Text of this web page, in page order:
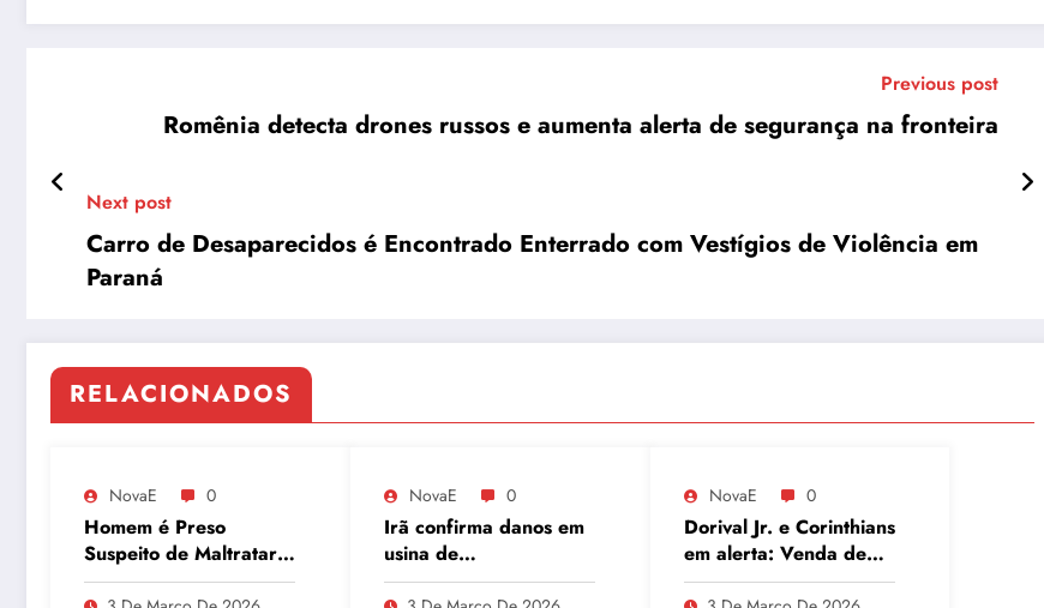
Previous post
Romênia detecta drones russos e aumenta alerta de segurança na fronteira
Next post
Carro de Desaparecidos é Encontrado Enterrado com Vestígios de Violência em
Paraná
RELACIONADOS
NovaE 0
Homem é Preso
Suspeito de Maltratar
Mais de 100 Animais
NovaE 0
Irã confirma danos em
usina de
enriquecimento de
NovaE 0
Dorival Jr. e Corinthians
em alerta: Venda de
André ao Milan